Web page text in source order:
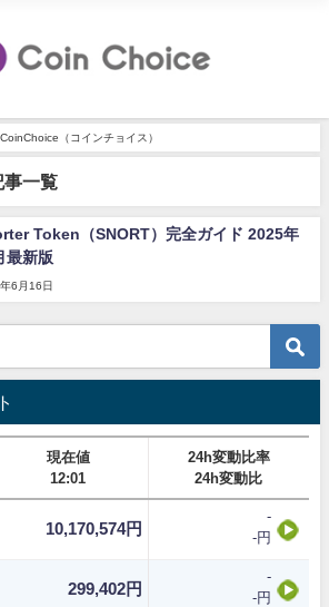
（コインチョイス）
事一覧
Token（SNORT）完全ガイド 2025年
最新版
6月16日
現在値
12:01
24h変動比率
24h変動比
10,170,574円
-
-円
299,402円
-
-円